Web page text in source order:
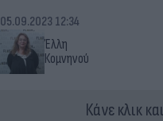
Έλλη
Κομνηνού
05.09.2023 12:34
Κάνε κλικ